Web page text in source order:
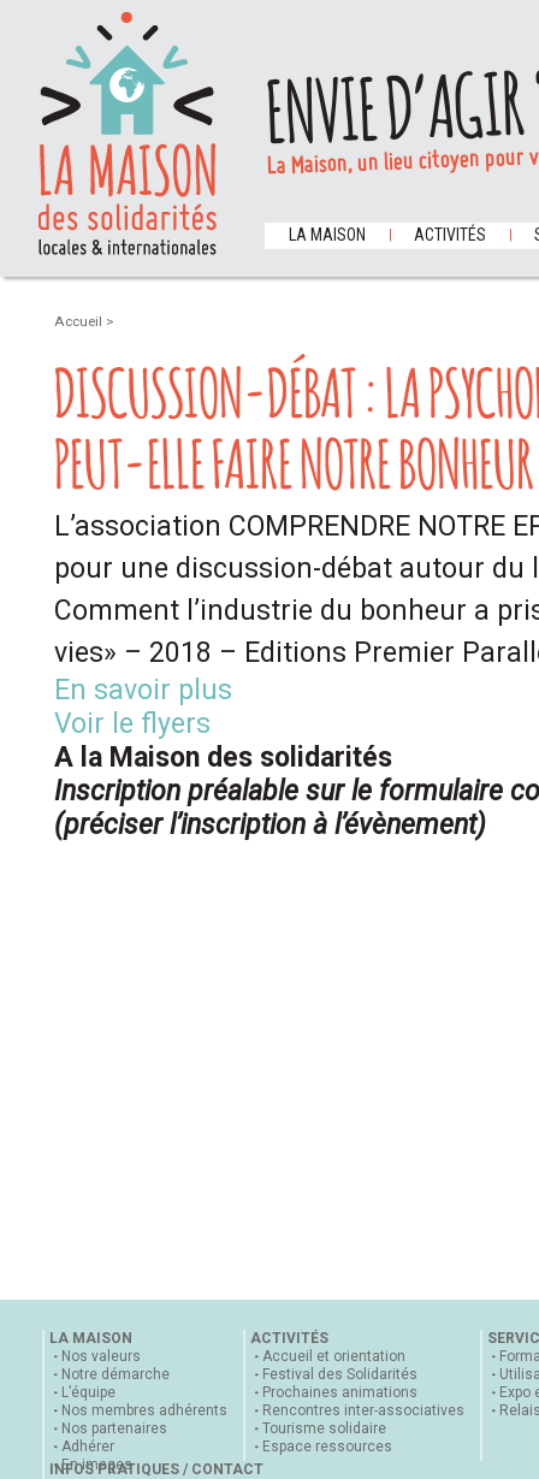
ENVIE
La Maison, un lieu citoyen
LA MAISON ACTIVITÉS
Accueil >
DISCUSSION-DÉBAT : LA
PEUT-ELLE FAIRE NOTRE
L’association COMPRENDRE NOTRE
pour une discussion-débat autour du
Comment l’industrie du bonheur a
vies» – 2018 – Editions Premier
En savoir plus
Voir le flyers
A la Maison des solidarités
Inscription préalable sur le formulaire
(préciser l’inscription à l’évènement)
LA MAISON
Nos valeurs
Notre démarche
L’équipe
Nos membres adhérents
Nos partenaires
Adhérer
En images
ACTIVITÉS
Accueil et orientation
Festival des Solidarités
Prochaines animations
Rencontres inter-associatives
Tourisme solidaire
Espace ressources
Expo
INFOS PRATIQUES / CONTACT